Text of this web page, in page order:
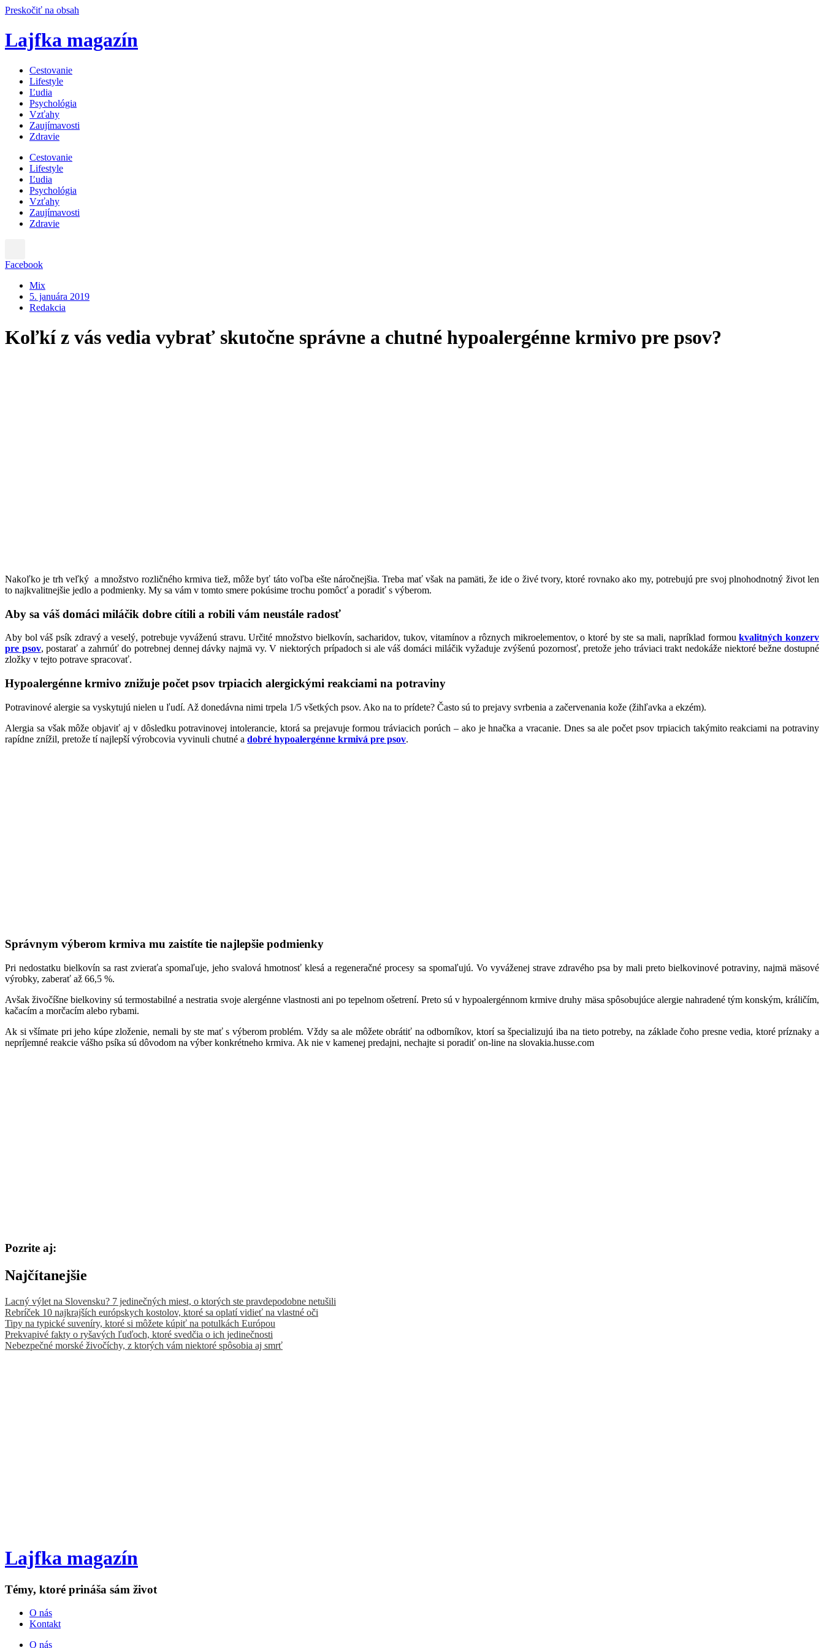
Preskočiť na obsah
Lajfka magazín
Cestovanie
Lifestyle
Ľudia
Psychológia
Vzťahy
Zaujímavosti
Zdravie
Cestovanie
Lifestyle
Ľudia
Psychológia
Vzťahy
Zaujímavosti
Zdravie
Facebook
Mix
5. januára 2019
Redakcia
Koľkí z vás vedia vybrať skutočne správne a chutné hypoalergénne krmivo pre psov?
Nakoľko je trh veľký a množstvo rozličného krmiva tiež, môže byť táto voľba ešte náročnejšia. Treba mať však na pamäti, že ide o živé tvory, ktoré rovnako ako my, potrebujú pre svoj plnohodnotný život len
to najkvalitnejšie jedlo a podmienky. My sa vám v tomto smere pokúsime trochu pomôcť a poradiť s výberom.
Aby sa váš domáci miláčik dobre cítili a robili vám neustále radosť
Aby bol váš psík zdravý a veselý, potrebuje vyváženú stravu. Určité množstvo bielkovín, sacharidov, tukov, vitamínov a rôznych mikroelementov, o ktoré by ste sa mali, napríklad formoukvalitných konzerv
pre psov, postarať a zahrnúť do potrebnej dennej dávky najmä vy. V niektorých prípadoch si ale váš domáci miláčik vyžaduje zvýšenú pozornosť, pretože jeho tráviaci trakt nedokáže niektoré bežne dostupné
zložky v tejto potrave spracovať.
Hypoalergénne krmivo znižuje počet psov trpiacich alergickými reakciami na potraviny
Potravinové alergie sa vyskytujú nielen u ľudí. Až donedávna nimi trpela 1/5 všetkých psov. Ako na to prídete? Často sú to prejavy svrbenia a začervenania kože (žihľavka a ekzém).
Alergia sa však môže objaviť aj v dôsledku potravinovej intolerancie, ktorá sa prejavuje formou tráviacich porúch – ako je hnačka a vracanie. Dnes sa ale počet psov trpiacich takýmito reakciami na potraviny
rapídne znížil, pretože tí najlepší výrobcovia vyvinuli chutné a dobré hypoalergénne krmivá pre psov.
Správnym výberom krmiva mu zaistíte tie najlepšie podmienky
Pri nedostatku bielkovín sa rast zvieraťa spomaľuje, jeho svalová hmotnosť klesá a regeneračné procesy sa spomaľujú. Vo vyváženej strave zdravého psa by mali preto bielkovinové potraviny, najmä mäsové
výrobky, zaberať až 66,5 %.
Avšak živočíšne bielkoviny sú termostabilné a nestratia svoje alergénne vlastnosti ani po tepelnom ošetrení. Preto sú v hypoalergénnom krmive druhy mäsa spôsobujúce alergie nahradené tým konským, králičím,
kačacím a morčacím alebo rybami.
Ak si všímate pri jeho kúpe zloženie, nemali by ste mať s výberom problém. Vždy sa ale môžete obrátiť na odborníkov, ktorí sa špecializujú iba na tieto potreby, na základe čoho presne vedia, ktoré príznaky a
nepríjemné reakcie vášho psíka sú dôvodom na výber konkrétneho krmiva. Ak nie v kamenej predajni, nechajte si poradiť on-line na slovakia.husse.com
Pozrite aj:
Najčítanejšie
Lacný výlet na Slovensku? 7 jedinečných miest, o ktorých ste pravdepodobne netušili
Rebríček 10 najkrajších európskych kostolov, ktoré sa oplatí vidieť na vlastné oči
Tipy na typické suveníry, ktoré si môžete kúpiť na potulkách Európou
Prekvapivé fakty o ryšavých ľuďoch, ktoré svedčia o ich jedinečnosti
Nebezpečné morské živočíchy, z ktorých vám niektoré spôsobia aj smrť
Lajfka magazín
Témy, ktoré prináša sám život
O nás
Kontakt
O nás